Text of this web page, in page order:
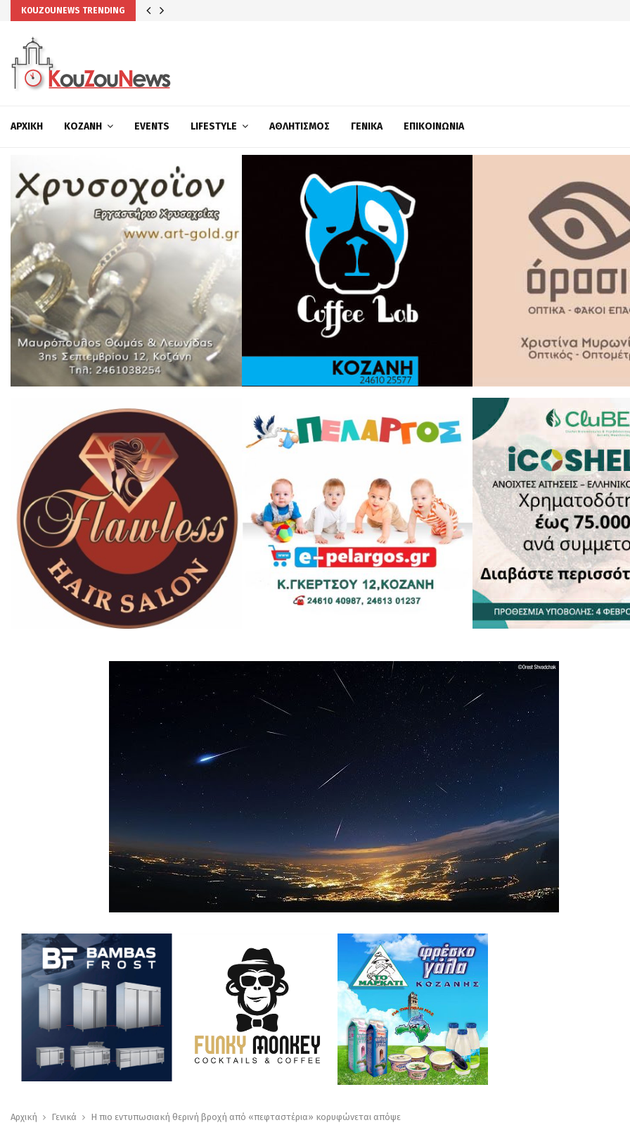
KOUZOUNEWS TRENDING
ΑΡΧΙΚΉ ΚΟΖΆΝΗ EVENTS LIFESTYLE ΑΘΛΗΤΙΣΜΌΣ ΓΕΝΙΚΆ ΕΠΙΚΟΙΝΩΝΊΑ
Αρχική Γενικά Η πιο εντυπωσιακή θερινή βροχή από «πεφταστέρια» κορυφώνεται απόψε